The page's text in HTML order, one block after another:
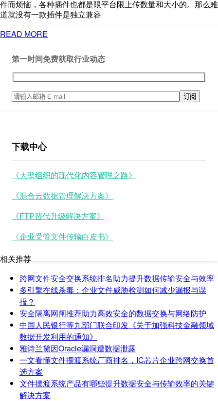
件而烦恼，各种插件也都是限平台限上传数量和大小的。那么难
道就没有一款插件是独立兼容
READ MORE
第一时间免费获取行业动态
下载中心
《大型组织的现代化内容管理之路》
《混合云数据管理解决方案》
《FTP替代升级解决方案》
《企业受管文件传输白皮书》
相关推荐
跨网文件安全交换系统排名助力提升数据传输安全与效率
多引擎在线杀毒：企业文件威胁检测如何减少漏报与误
报？
安全隔离网闸推荐助力高效安全的数据交换与网络防护
中国人民银行等九部门联合印发《关于加强科技金融领域
数据开发利用的通知》
雅诗兰黛因Oracle漏洞遭数据泄露
一文看懂文件摆渡系统厂商排名，IC芯片企业跨网交换首
选方案
文件摆渡系统产品有哪些提升数据安全与传输效率的关键
解决方案